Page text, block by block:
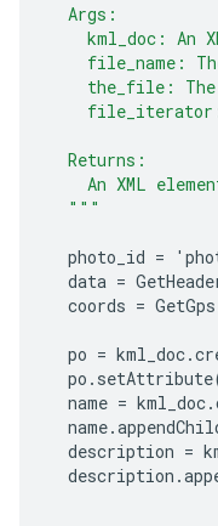
  Args:
kml_doc: An
file_name:
the_file:
  Returns:
An XML
  "
""
photo_id = '
data =
coords = GetGps
po = kml_doc.
po . setAttribute
name = kml_doc.
name.
description =
description .